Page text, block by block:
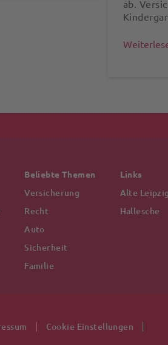
ab.
Beliebte Themen
Versicherung
Recht
Auto
Sicherheit
Familie
Links
Alte
Hallesche
Cookie Einstellungen